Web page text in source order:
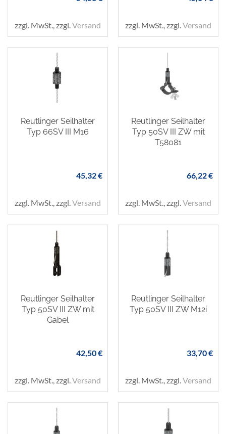
zzgl. MwSt., zzgl.Versand zzgl. MwSt., zzgl.Versand
Reutlinger Seilhalter
Typ 66SV III M16
45,32 €
zzgl. MwSt., zzgl.Versand
Reutlinger Seilhalter
Typ 50SV III ZW mit
T58081
66,22 €
zzgl. MwSt., zzgl.Versand
Reutlinger Seilhalter
Typ 50SV III ZW mit
Gabel
42,50 €
zzgl. MwSt., zzgl.Versand
Reutlinger Seilhalter
Typ 50SV III ZW M12i
33,70 €
zzgl. MwSt., zzgl.Versand